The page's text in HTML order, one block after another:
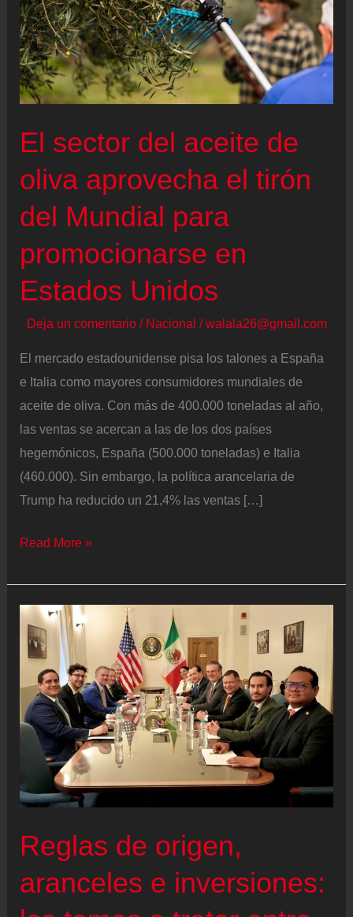
El sector del aceite de
oliva aprovecha el tirón
del Mundial para
promocionarse en
Estados Unidos
Deja un comentario / Nacional /walala26@gmail.com
El mercado estadounidense pisa los talones a España
e Italia como mayores consumidores mundiales de
aceite de oliva. Con más de 400.000 toneladas al año,
las ventas se acercan a las de los dos países
hegemónicos, España (500.000 toneladas) e Italia
(460.000). Sin embargo, la política arancelaria de
Trump ha reducido un 21,4% las ventas […]
El
del
aceite
de
oliva
aprovecha
el
tirón
Mundial
para
en
Unidos
Read More »
Reglas de origen,
aranceles e inversiones: